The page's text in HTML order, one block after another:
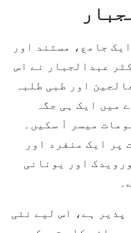
جامع، مستند اور
عبدالجبار نے اس
اور طبی طلبہ
میں ایک ہی جگہ
میسر آ سکیں۔
پر ایک منفرد اور
اور یونانی
پذیر ہے، اس لیے نئی